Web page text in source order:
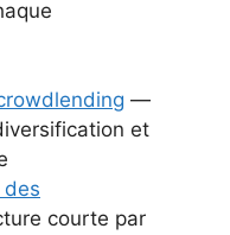
—
et
courte par